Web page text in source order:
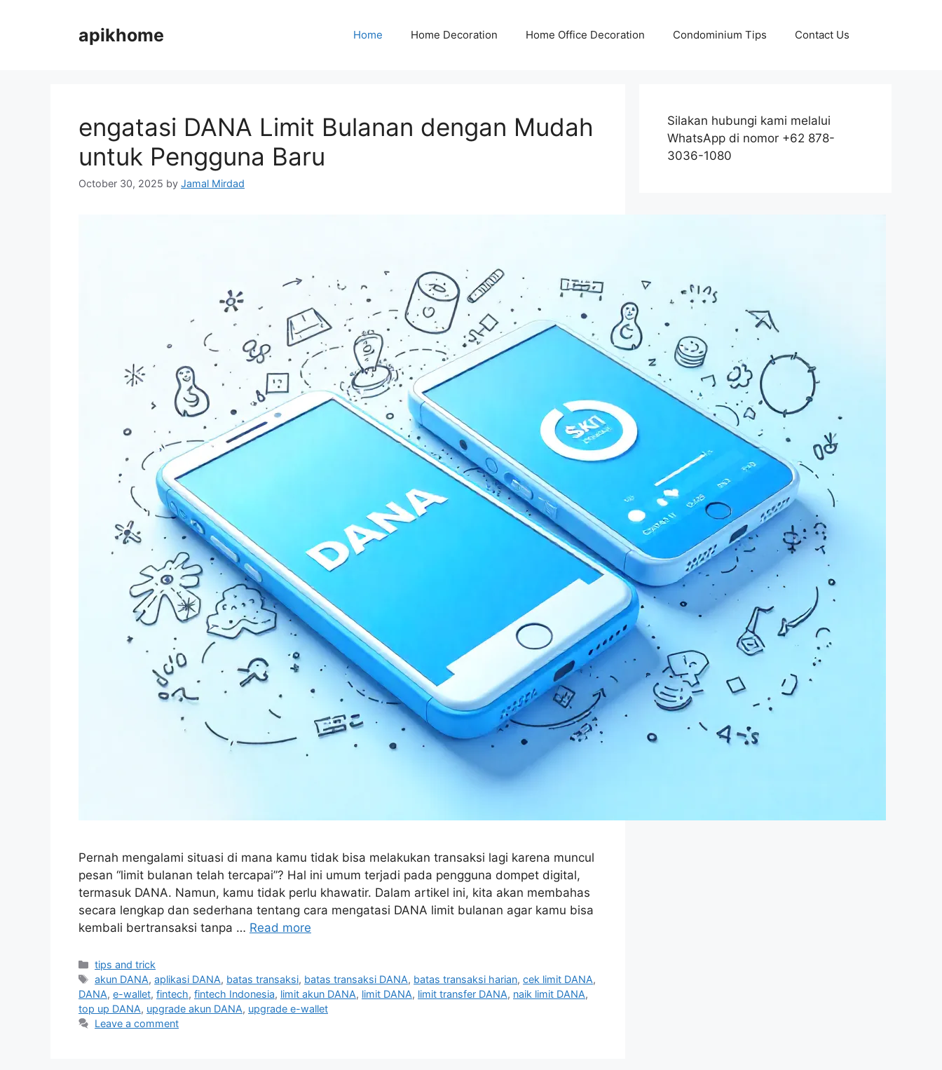
apikhome Home Home Decoration Home Office Decoration Condominium Tips Contact Us
engatasi DANA Limit Bulanan dengan Mudah
untuk Pengguna Baru
October 30, 2025 by Jamal Mirdad
Pernah mengalami situasi di mana kamu tidak bisa melakukan transaksi lagi karena muncul
pesan “limit bulanan telah tercapai”? Hal ini umum terjadi pada pengguna dompet digital,
termasuk DANA. Namun, kamu tidak perlu khawatir. Dalam artikel ini, kita akan membahas
secara lengkap dan sederhana tentang cara mengatasi DANA limit bulanan agar kamu bisa
kembali bertransaksi tanpa … Read more
Categories
tips and trick
Tags
akun DANA,aplikasi DANA, batas transaksi, batas transaksi DANA, batas transaksi harian,cek limit DANA,
DANA, e-wallet, fintech, fintech Indonesia, limit akun DANA, limit DANA, limit transfer DANA, naik limit DANA,
top up DANA, upgrade akun DANA, upgrade e-wallet
Leave a comment
Silakan hubungi kami melalui
WhatsApp di nomor +62 878-
3036-1080